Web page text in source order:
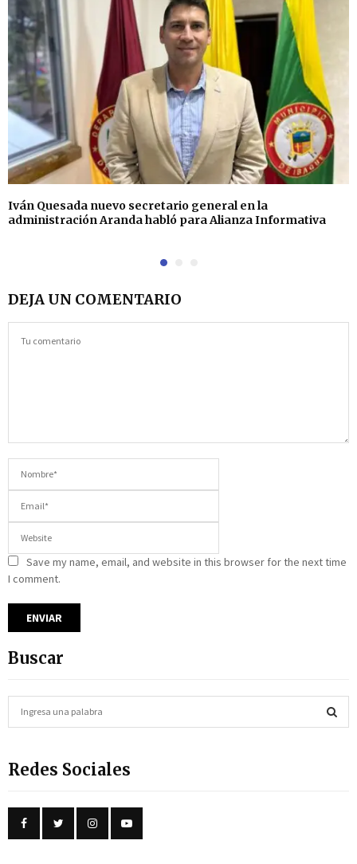
Iván Quesada nuevo secretario general en la
administración Aranda habló para Alianza Informativa
DEJA UN COMENTARIO
Save my name, email, and website in this browser for the next time
I comment.
Buscar
c
f
r
Redes Sociales